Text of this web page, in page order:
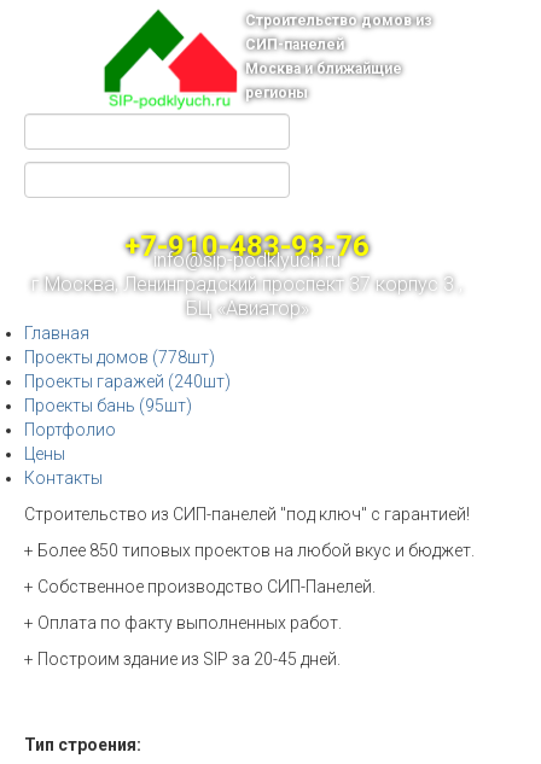
Строительство домов из
СИП-панелей
Москва и ближайщие
регионы
+7-910-483-93-76
info@sip-podklyuch.ru
г.Москва, Ленинградский проспект 37 корпус 3 ,
БЦ «Авиатор»
Главная
Проекты домов (778шт)
Проекты гаражей (240шт)
Проекты бань (95шт)
Портфолио
Цены
Контакты
Строительство из СИП-панелей "под ключ" с гарантией!
+ Более 850 типовых проектов на любой вкус и бюджет.
+ Собственное производство СИП-Панелей.
+ Оплата по факту выполненных работ.
+ Построим здание из SIP за 20-45 дней.
Тип строения: